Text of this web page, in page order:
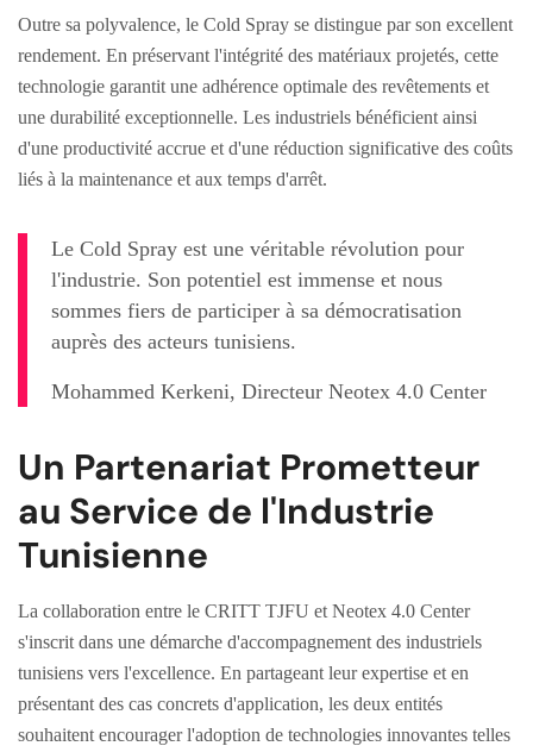
Outre sa polyvalence, le Cold Spray se distingue par son excellent
rendement. En préservant l'intégrité des matériaux projetés, cette
technologie garantit une adhérence optimale des revêtements et
une durabilité exceptionnelle. Les industriels bénéficient ainsi
d'une productivité accrue et d'une réduction significative des coûts
liés à la maintenance et aux temps d'arrêt.
Le Cold Spray est une véritable révolution pour
l'industrie. Son potentiel est immense et nous
sommes fiers de participer à sa démocratisation
auprès des acteurs tunisiens.
Mohammed Kerkeni, Directeur Neotex 4.0 Center
Un Partenariat Prometteur
au Service de l'Industrie
Tunisienne
La collaboration entre le CRITT TJFU et Neotex 4.0 Center
s'inscrit dans une démarche d'accompagnement des industriels
tunisiens vers l'excellence. En partageant leur expertise et en
présentant des cas concrets d'application, les deux entités
souhaitent encourager l'adoption de technologies innovantes telles